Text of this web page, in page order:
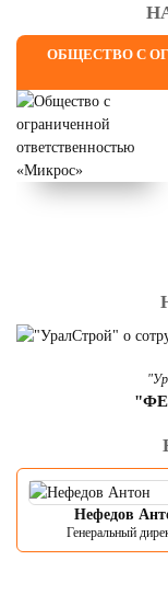
ОБЩЕСТВО С
Нефедов
Генеральный